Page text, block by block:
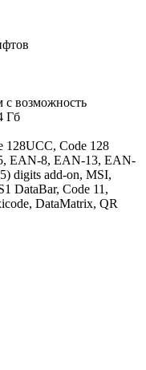
возможность
Гб
128UCC, Code 128
EAN-8, EAN-13, EAN-
digits add-on, MSI,
DataBar, Code 11,
DataMatrix, QR